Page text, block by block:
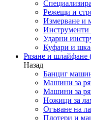
Режещи и
Измерване и
Инструменти
Ударни
Куфари и
Рязане и шлайфане
Назад
Банциг
Машини за
Машини за
Ножици за
Огъване на
Плотери и